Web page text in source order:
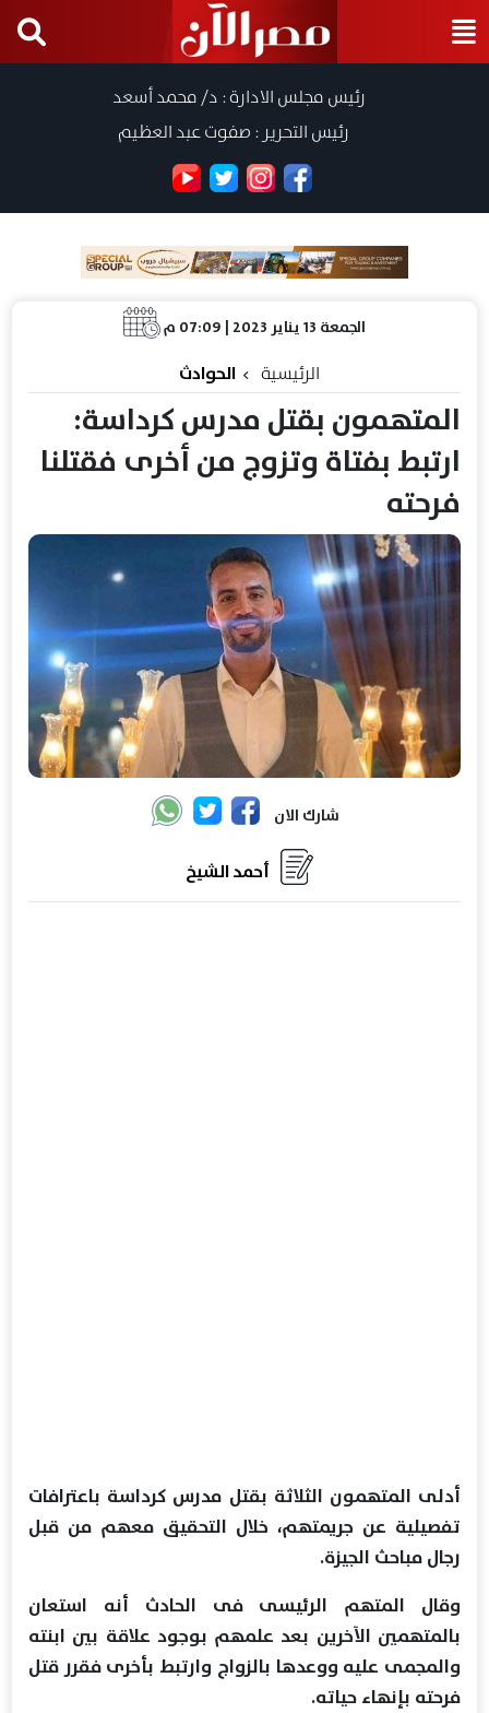
رئيس مجلس الادارة : د/ محمد أسعد
رئيس التحرير : صفوت عبد العظيم
الجمعة 13 يناير 2023 | 07:09 م
الرئيسية الحوادث
المتهمون بقتل مدرس كرداسة:
ارتبط بفتاة وتزوج من أخرى فقتلنا
فرحته
شارك الان
أحمد الشيخ
أدلى المتهمون الثلاثة بقتل مدرس كرداسة باعترافات
تفصيلية عن جريمتهم، خلال التحقيق معهم من قبل
رجال مباحث الجيزة.
وقال المتهم الرئيسى فى الحادث أنه استعان
بالمتهمين الآخرين بعد علمهم بوجود علاقة بين ابنته
والمجمى عليه ووعدها بالزواج وارتبط بأخرى فقرر قتل
فرحته بإنهاء حياته.